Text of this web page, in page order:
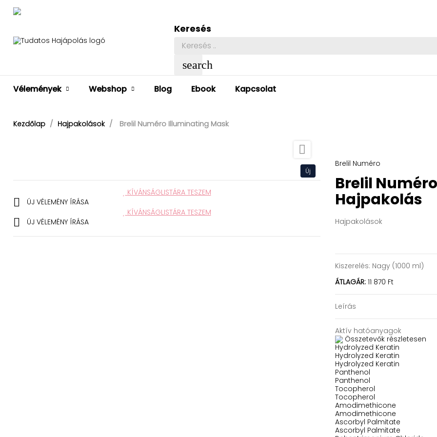
Keresés
search
Vélemények Webshop Blog Ebook Kapcsolat
Kezdőlap Hajpakolások Brelil Numéro Illuminating Mask
Új

KÍVÁNSÁGLISTÁRA TESZEM

ÚJ VÉLEMÉNY ÍRÁSA
KÍVÁNSÁGLISTÁRA TESZEM
 ÚJ VÉLEMÉNY ÍRÁSA
Brelil Numéro
Brelil
Hajpakolás
Hajpakolások
Kiszerelés: Nagy (1000 ml)
ÁTLAGÁR: 11 870 Ft
Leírás
Aktív hatóanyagok
Összetevők részletesen
Hydrolyzed Keratin
Hydrolyzed Keratin
Hydrolyzed Keratin
Panthenol
Panthenol
Tocopherol
Tocopherol
Amodimethicone
Amodimethicone
Ascorbyl Palmitate
Ascorbyl Palmitate